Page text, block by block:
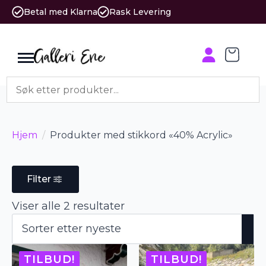
Betal med Klarna Rask Levering
Hjem Produkter med stikkord «40% Acrylic»
Filter
Viser alle 2 resultaterSortert
TILBUD!
TILBUD!